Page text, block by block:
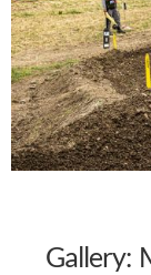
Gallery: